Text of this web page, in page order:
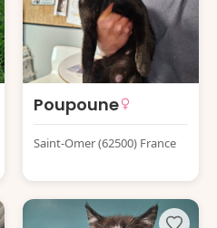
Poupoune
Saint-Omer (62500) France